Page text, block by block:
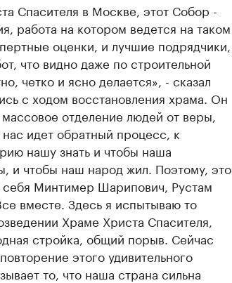
Спасителя в Москве, этот Собор -
работа на котором ведется на таком
оценки, и лучшие подрядчики,
что видно даже по строительной
четко и ясно делается», - сказал
с ходом восстановления храма. Он
отделение людей от веры,
идет обратный процесс, к
нашу знать и чтобы наша
и чтобы наш народ жил. Поэтому, это
Минтимер Шарипович, Рустам
вместе. Здесь я испытываю то
Храме Христа Спасителя,
стройка, общий порыв. Сейчас
этого удивительного
то, что наша страна сильна